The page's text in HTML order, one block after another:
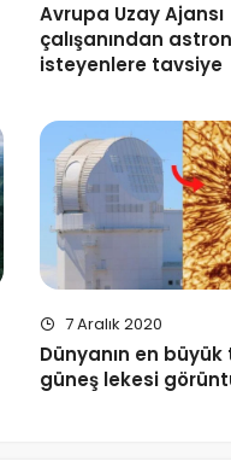
Avrupa Uzay Ajansı
çalışanından
isteyenlere tavsiye
7 Aralık 2020
Dünyanın en
güneş lekesi